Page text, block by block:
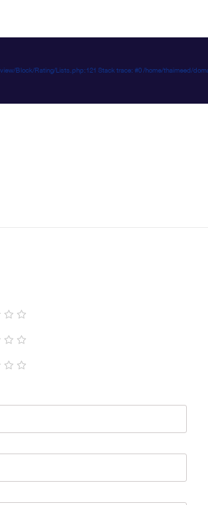
Block/Rating/Lists.php:121 Stack trace: #0 /home/